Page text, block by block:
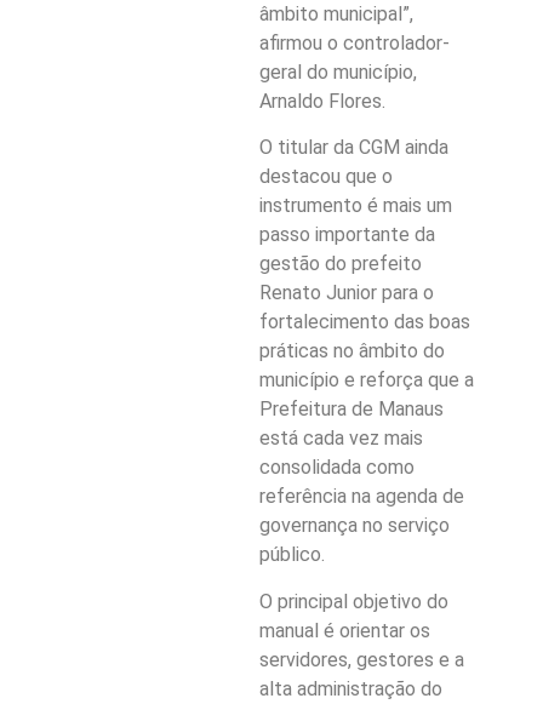
âmbito municipal”,
afirmou o controlador-
geral do município,
Arnaldo Flores.
O titular da CGM ainda
destacou que o
instrumento é mais um
passo importante da
gestão do prefeito
Renato Junior para o
fortalecimento das boas
práticas no âmbito do
município e reforça que a
Prefeitura de Manaus
está cada vez mais
consolidada como
referência na agenda de
governança no serviço
público.
O principal objetivo do
manual é orientar os
servidores, gestores e a
alta administração do